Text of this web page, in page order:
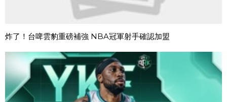
炸了！台啤雲豹重磅補強 NBA冠軍射手確認加盟